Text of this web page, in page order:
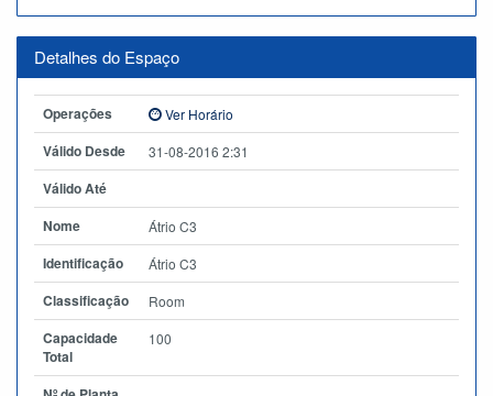
Detalhes do Espaço
Operações Ver Horário
Válido Desde 31-08-2016 2:31
Válido Até
Nome
Átrio C3
Identificação Átrio C3
Classificação Room
Capacidade
Total
100